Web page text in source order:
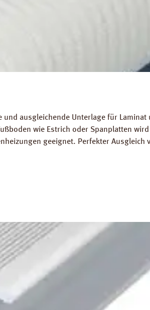
ausgleichende Unterlage für
wie Estrich oder Spanplatten
geeignet. Perfekter Ausgleich
16 dB (ISO 140-8). Dichte: 25 kg/m³.